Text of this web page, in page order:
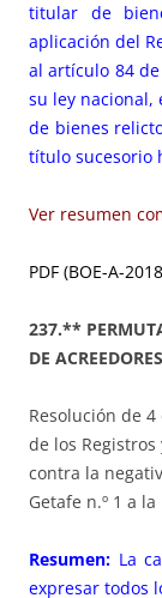
titular de
aplicación del
al artículo 84
su ley nacional,
de bienes
título sucesorio
Ver resumen
PDF (BOE-A-
237.**
DE
Resolución de
de los
contra la
Getafe n.º 1 a
Resumen: La
expresar todos